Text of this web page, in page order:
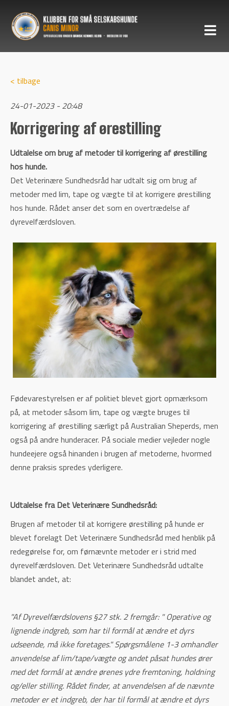
< tilbage
24-01-2023 - 20:48
Korrigering af ørestilling
Udtalelse om brug af metoder til korrigering af ørestilling
hos hunde.
Det Veterinære Sundhedsråd har udtalt sig om brug af
metoder med lim, tape og vægte til at korrigere ørestilling
hos hunde. Rådet anser det som en overtrædelse af
dyrevelfærdsloven.
Fødevarestyrelsen er af politiet blevet gjort opmærksom
på, at metoder såsom lim, tape og vægte bruges til
korrigering af ørestilling særligt på Australian Sheperds, men
også på andre hunderacer. På sociale medier vejleder nogle
hundeejere også hinanden i brugen af metoderne, hvormed
denne praksis spredes yderligere.
Udtalelse fra Det Veterinære Sundhedsråd:
Brugen af metoder til at korrigere ørestilling på hunde er
blevet forelagt Det Veterinære Sundhedsråd med henblik på
redegørelse for, om førnævnte metoder er i strid med
dyrevelfærdsloven. Det Veterinære Sundhedsråd udtalte
blandet andet, at:
"Af Dyrevelfærdslovens §27 stk. 2 fremgår: " Operative og
lignende indgreb, som har til formål at ændre et dyrs
udseende, må ikke foretages." Spørgsmålene 1-3 omhandler
anvendelse af lim/tape/vægte og andet påsat hundes ører
med det formål at ændre ørenes ydre fremtoning, holdning
og/eller stilling. Rådet finder, at anvendelsen af de nævnte
metoder er et indgreb, der har til formål at ændre et dyrs